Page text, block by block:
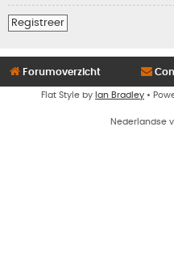
Registreer
Forumoverzicht
Flat Style by Ian Bradley •
Nederlandse